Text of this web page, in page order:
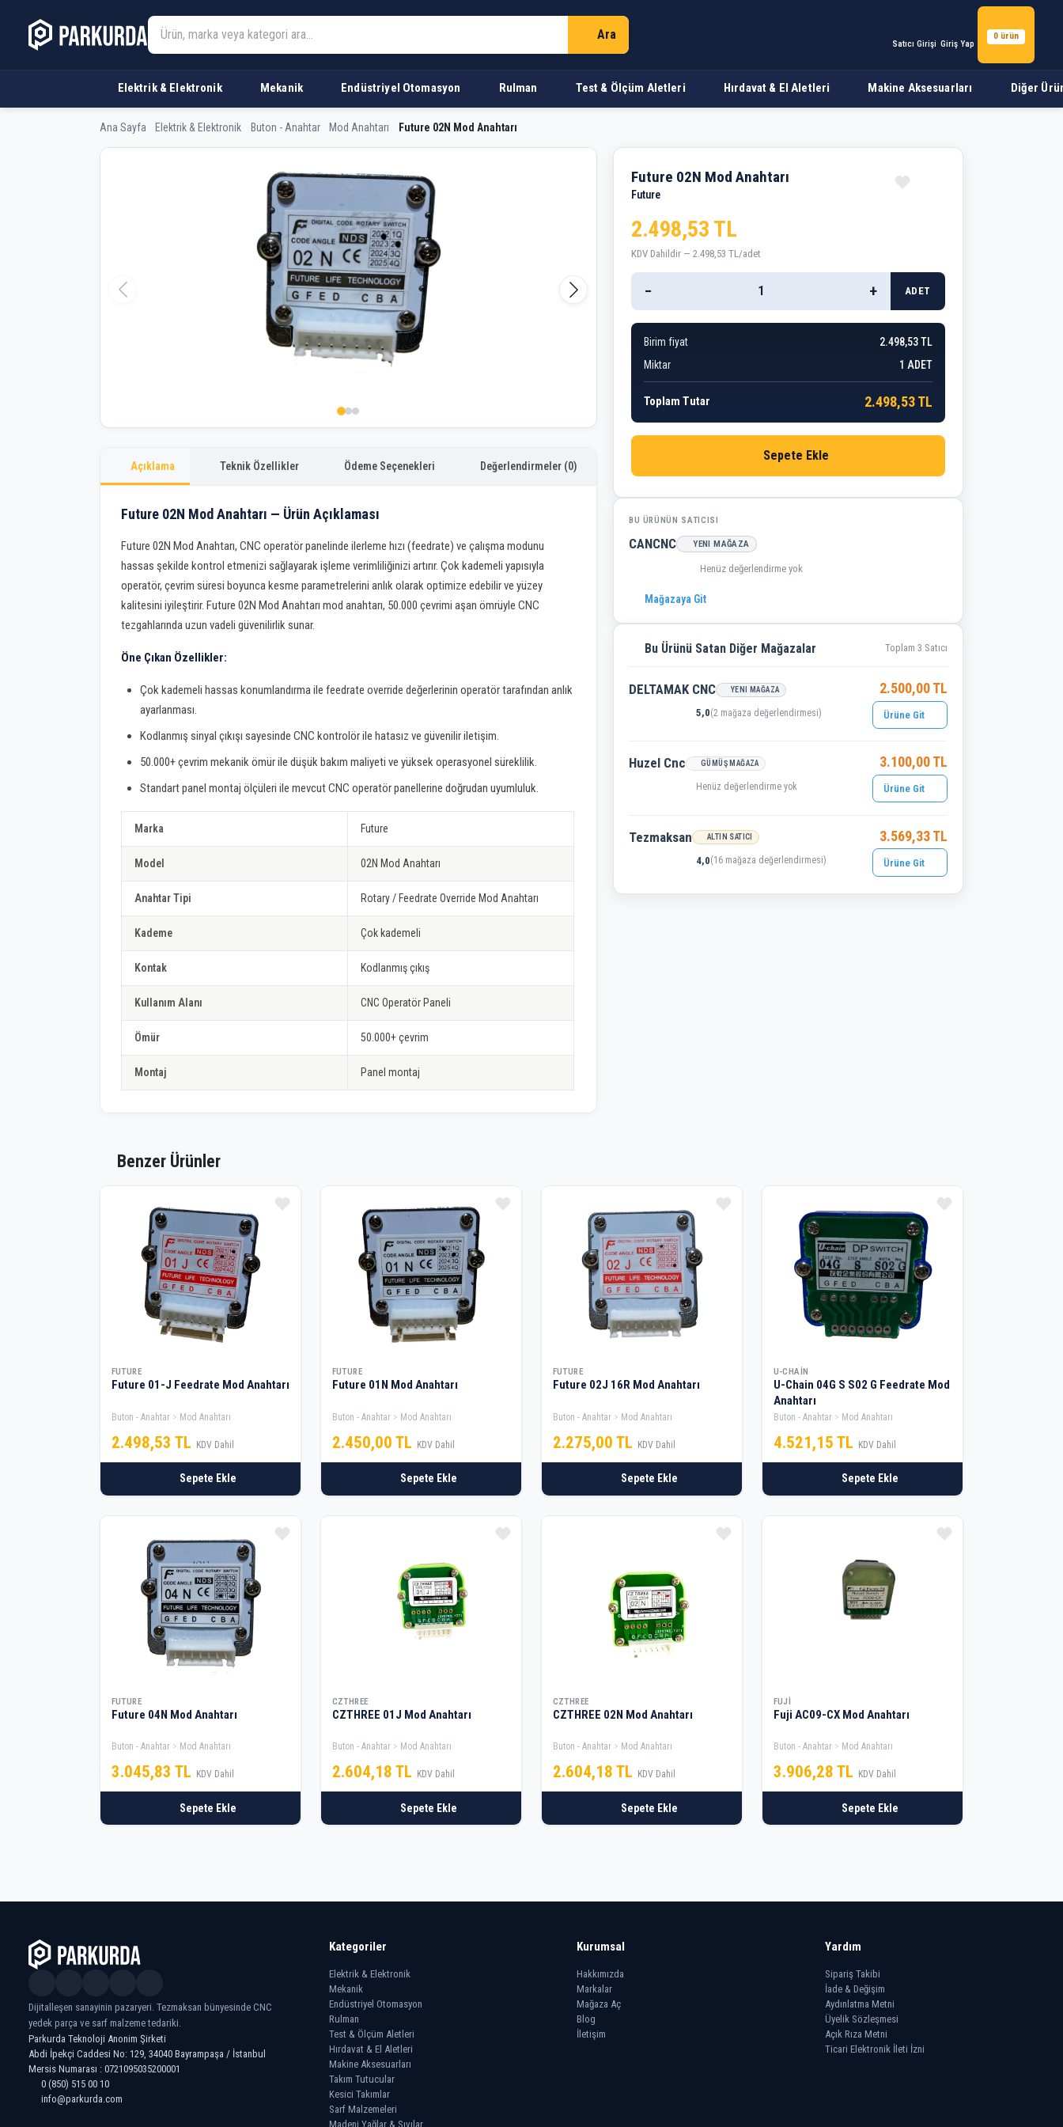
Ara
Satıcı Girişi Giriş Yap
0 ürün
Elektrik & Elektronik Mekanik Endüstriyel Otomasyon Rulman Test & Ölçüm Aletleri Hırdavat & El Aletleri Makine Aksesuarları Diğer
Ana Sayfa Elektrik & Elektronik Buton - Anahtar Mod Anahtarı Future 02N Mod Anahtarı
Future 02N Mod Anahtarı
Açıklama Teknik Özellikler Ödeme Seçenekleri Değerlendirmeler (0)
Future 02N Mod Anahtarı — Ürün Açıklaması
Future 02N Mod Anahtarı, CNC operatör panelinde ilerleme hızı (feedrate) ve çalışma modunu
hassas şekilde kontrol etmenizi sağlayarak işleme verimliliğinizi artırır. Çok kademeli yapısıyla
operatör, çevrim süresi boyunca kesme parametrelerini anlık olarak optimize edebilir ve yüzey
kalitesini iyileştirir. Future 02N Mod Anahtarı mod anahtarı, 50.000 çevrimi aşan ömrüyle CNC
tezgahlarında uzun vadeli güvenilirlik sunar.
Öne Çıkan Özellikler:
Çok kademeli hassas konumlandırma ile feedrate override değerlerinin operatör tarafından anlık
ayarlanması.
Kodlanmış sinyal çıkışı sayesinde CNC kontrolör ile hatasız ve güvenilir iletişim.
50.000+ çevrim mekanik ömür ile düşük bakım maliyeti ve yüksek operasyonel süreklilik.
Standart panel montaj ölçüleri ile mevcut CNC operatör panellerine doğrudan uyumluluk.
Marka Future
Model 02N Mod Anahtarı
Anahtar Tipi Rotary / Feedrate Override Mod Anahtarı
Kademe Çok kademeli
Kontak Kodlanmış çıkış
Kullanım Alanı CNC Operatör Paneli
Ömür 50.000+ çevrim
Montaj Panel montaj
Future 02N Mod Anahtarı
Future
2.498,53 TL
KDV Dahildir — 2.498,53 TL/adet
− + ADET
Birim fiyat
2.498,53 TL
Miktar
1 ADET
Toplam Tutar 2.498,53 TL
Sepete Ekle
BU ÜRÜNÜN SATICISI
CANCNC YENI MAĞAZA
Henüz değerlendirme yok
Mağazaya Git
Bu Ürünü Satan Diğer Mağazalar Toplam 3 Satıcı
DELTAMAK CNC YENI MAĞAZA
5,0(2 mağaza değerlendirmesi)
2.500,00 TL
Ürüne Git
Huzel Cnc GÜMÜŞ MAĞAZA
Henüz değerlendirme yok
3.100,00 TL
Ürüne Git
Tezmaksan ALTIN SATICI
4,0(16 mağaza değerlendirmesi)
3.569,33 TL
Ürüne Git
Benzer Ürünler
FUTURE
Future 01-J Feedrate Mod Anahtarı
Buton - Anahtar Mod Anahtarı
2.498,53 TL KDV Dahil
Sepete Ekle
FUTURE
Future 01N Mod Anahtarı
Buton - Anahtar Mod Anahtarı
2.450,00 TL KDV Dahil
Sepete Ekle
FUTURE
Future 02J 16R Mod Anahtarı
Buton - Anahtar Mod Anahtarı
2.275,00 TL KDV Dahil
Sepete Ekle
U-CHAIN
U-Chain 04G S S02 G Feedrate Mod
Anahtarı
Buton - Anahtar Mod Anahtarı
4.521,15 TL KDV Dahil
Sepete Ekle
FUTURE
Future 04N Mod Anahtarı
Buton - Anahtar Mod Anahtarı
3.045,83 TL KDV Dahil
Sepete Ekle
CZTHREE
CZTHREE 01J Mod Anahtarı
Buton - Anahtar Mod Anahtarı
2.604,18 TL KDV Dahil
Sepete Ekle
CZTHREE
CZTHREE 02N Mod Anahtarı
Buton - Anahtar Mod Anahtarı
2.604,18 TL KDV Dahil
Sepete Ekle
FUJI
Fuji AC09-CX Mod Anahtarı
Buton - Anahtar Mod Anahtarı
3.906,28 TL KDV Dahil
Sepete Ekle
Dijitalleşen sanayinin pazaryeri. Tezmaksan bünyesinde CNC
yedek parça ve sarf malzeme tedariki.
Parkurda Teknoloji Anonim Şirketi
Abdi İpekçi Caddesi No: 129, 34040 Bayrampaşa / İstanbul
Mersis Numarası : 0721095035200001
0 (850) 515 00 10
info@parkurda.com
Kategoriler
Elektrik & Elektronik
Mekanik
Endüstriyel Otomasyon
Rulman
Test & Ölçüm Aletleri
Hırdavat & El Aletleri
Makine Aksesuarları
Takım Tutucular
Kesici Takımlar
Sarf Malzemeleri
Madeni Yağlar & Sıvılar
Kurumsal
Hakkımızda
Markalar
Mağaza Aç
Blog
İletişim
Yardım
Sipariş Takibi
İade & Değişim
Aydınlatma Metni
Üyelik Sözleşmesi
Açık Rıza Metni
Ticari Elektronik İleti İzni